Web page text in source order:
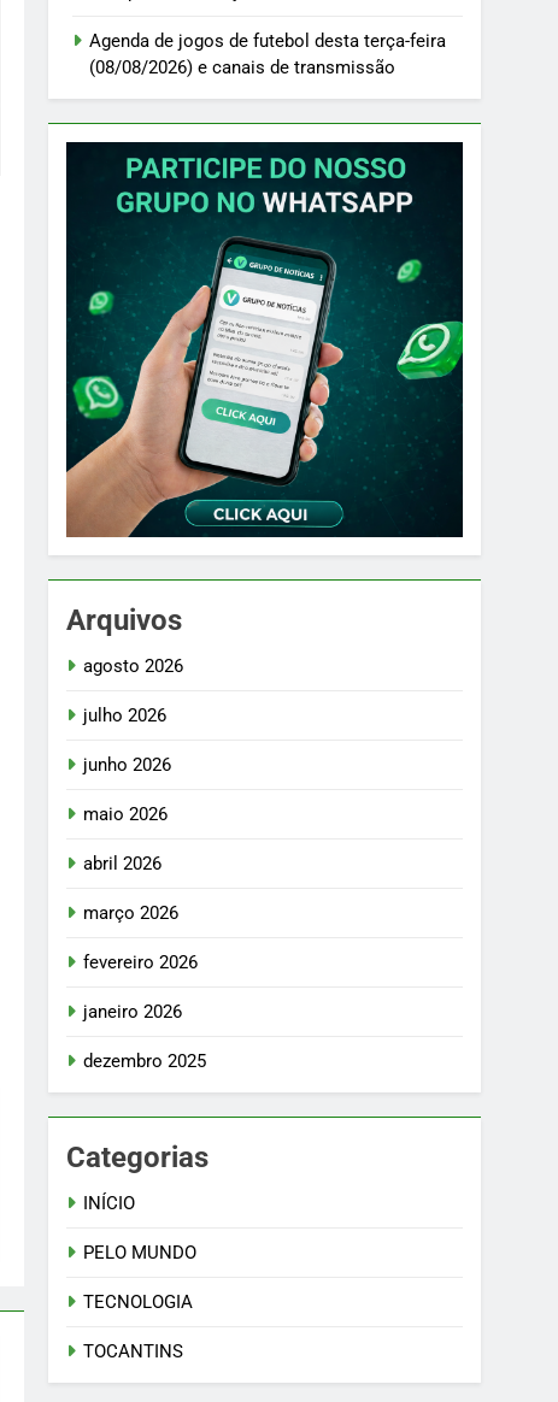
Agenda de jogos de futebol desta terça-feira
(08/08/2026) e canais de transmissão
Arquivos
agosto 2026
julho 2026
junho 2026
maio 2026
abril 2026
março 2026
fevereiro 2026
janeiro 2026
dezembro 2025
Categorias
INÍCIO
PELO MUNDO
TECNOLOGIA
TOCANTINS